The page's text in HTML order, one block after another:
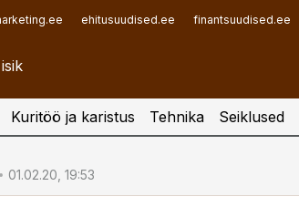
ehitusuudised.ee finantsuudised.ee
Kuritöö ja karistus Tehnika Seiklused
01.02.20, 19:53